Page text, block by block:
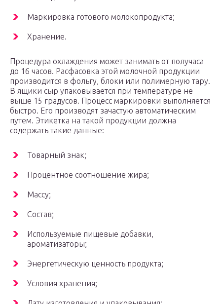
Маркировка готового молокопродукта;
Хранение.
Процедура охлаждения может занимать от получаса
до 16 часов. Расфасовка этой молочной продукции
производится в фольгу, блоки или полимерную тару.
В ящики сыр упаковывается при температуре не
выше 15 градусов. Процесс маркировки выполняется
быстро. Его производят зачастую автоматическим
путем. Этикетка на такой продукции должна
содержать такие данные:
Товарный знак;
Процентное соотношение жира;
Массу;
Состав;
Используемые пищевые добавки,
ароматизаторы;
Энергетическую ценность продукта;
Условия хранения;